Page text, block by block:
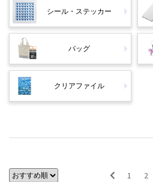
シール・ステッカー
バッグ
クリアファイル
1 2